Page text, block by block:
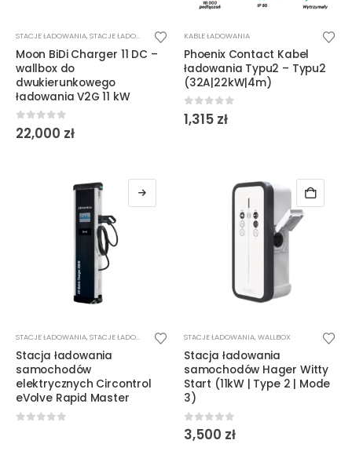
STACJE ŁADOWANIA,STACJE ŁADOWANIA DC WALLBOX
Moon BiDi Charger 11 DC –
wallbox do
dwukierunkowego
ładowania V2G 11 kW
0out of 5
22,000 zł
KABLE ŁADOWANIA
Phoenix Contact Kabel
ładowania Typu2 – Typu2
(32A|22kW|4m)
0 out of 5
1,315 zł
STACJE ŁADOWANIA,STACJE ŁADOWANIA DC
Stacja ładowania
samochodów
elektrycznych Circontrol
eVolve Rapid Master
STACJE ŁADOWANIA,WALLBOX
Stacja ładowania
samochodów Hager Witty
Start (11kW | Type 2 | Mode
3)
0out of 5
3,500 zł